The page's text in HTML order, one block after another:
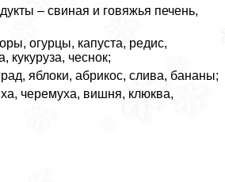
– свиная и говяжья печень,
огурцы, капуста, редис,
кукуруза, чеснок;
яблоки, абрикос, слива, бананы;
черемуха, вишня, клюква,